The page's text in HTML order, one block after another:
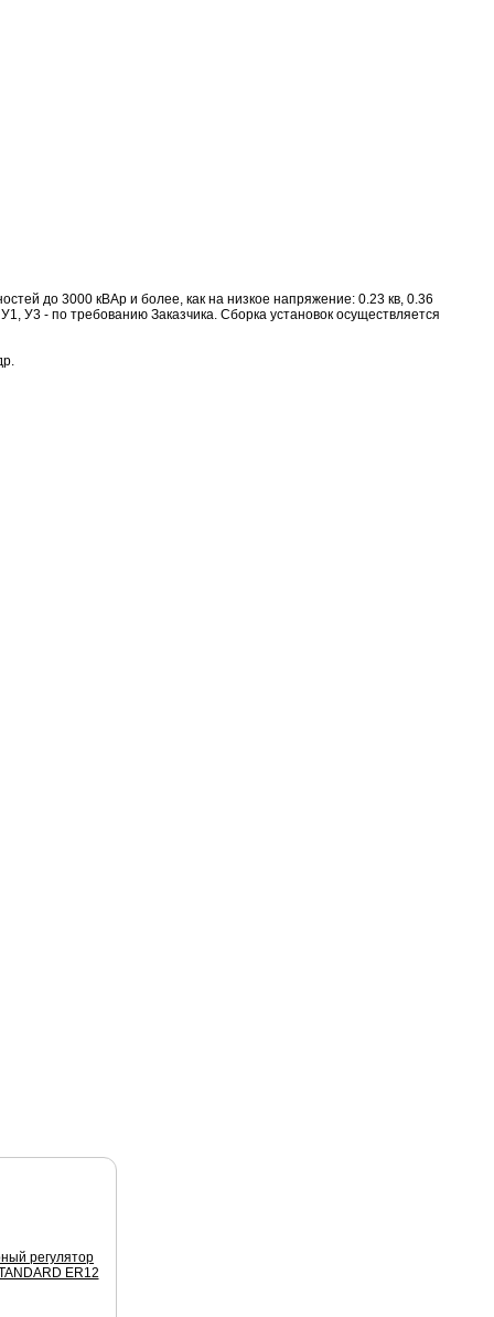
до 3000 кВАр и более, как на низкое напряжение: 0.23 кв, 0.36
У3 - по требованию Заказчика. Сборка установок осуществляется